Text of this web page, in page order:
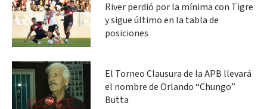
River perdió por la mínima con Tigre
y sigue último en la tabla de
posiciones
El Torneo Clausura de la APB llevará
el nombre de Orlando “Chungo”
Butta